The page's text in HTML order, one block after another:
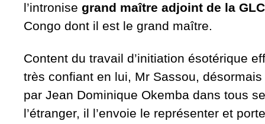
l’intronise grand maître adjoint de la GLC
Congo dont il est le grand maître.
Content du travail d’initiation ésotérique
très confiant en lui, Mr Sassou,
par Jean Dominique Okemba dans tous
l’étranger, il l’envoie le représenter et